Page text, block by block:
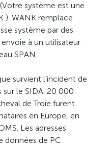
système est une
). WANK remplace
système par des
à un utilisateur
SPAN.
survient l’incident de
sur le SIDA. 20 000
de Troie furent
en Europe, en
Les adresses
données de PC